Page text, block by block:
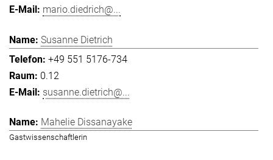
mario.diedrich@...
Susanne Dietrich
+49 551 5176-734
0.12
susanne.dietrich@...
Mahelie Dissanayake
Gastwissenschaftlerin